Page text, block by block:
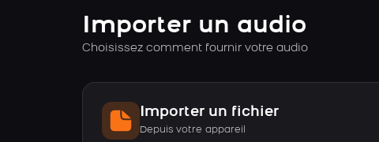
Importer un audio
Choisissez comment fournir votre audio
Importer un fichier
Depuis votre appareil